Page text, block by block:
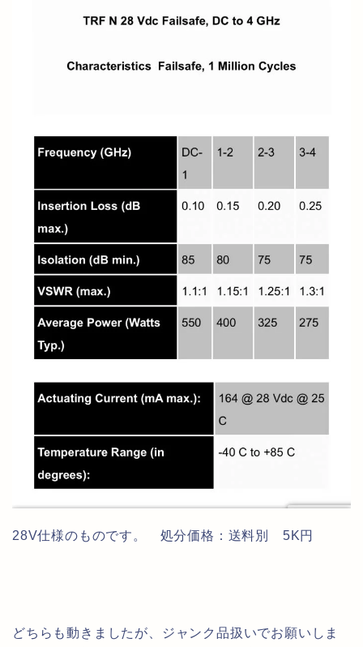
28V仕様のものです。 処分価格：送料別 5K円
どちらも動きましたが、ジャンク品扱いでお願いしま